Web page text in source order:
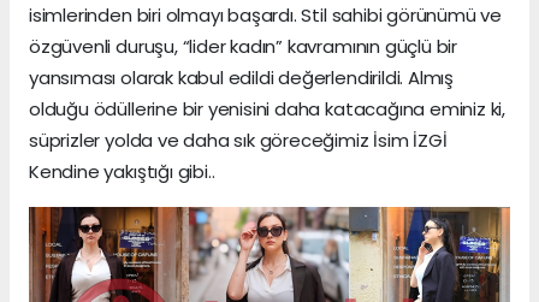
isimlerinden biri olmayı başardı. Stil sahibi görünümü ve
özgüvenli duruşu, “lider kadın” kavramının güçlü bir
yansıması olarak kabul edildi değerlendirildi. Almış
olduğu ödüllerine bir yenisini daha katacağına eminiz ki,
süprizler yolda ve daha sık göreceğimiz İsim İZGİ
Kendine yakıştığı gibi..